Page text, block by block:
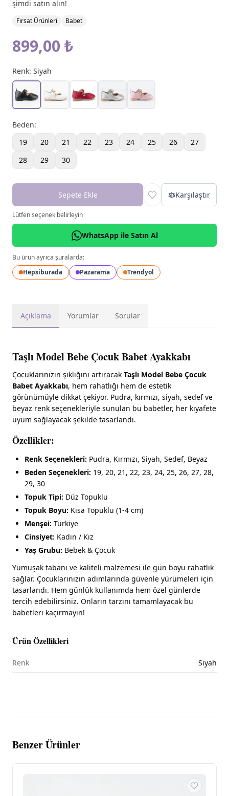
şimdi satın alın!
Fırsat Ürünleri Babet
899,00 ₺
Renk: Siyah
Beden:
19
20 21 22 23 24 25 26
27
28
29 30
Sepete Ekle Karşılaştır
Lütfen seçenek belirleyin
WhatsApp ile Satın Al
Bu ürün ayrıca şuralarda:
Hepsiburada
Pazarama Trendyol
Açıklama Yorumlar Sorular
Taşlı Model Bebe Çocuk Babet Ayakkabı
Çocuklarınızın şıklığını artıracak Taşlı Model Bebe Çocuk
Babet Ayakkabı, hem rahatlığı hem de estetik
görünümüyle dikkat çekiyor. Pudra, kırmızı, siyah, sedef ve
beyaz renk seçenekleriyle sunulan bu babetler, her kıyafete
uyum sağlayacak şekilde tasarlandı.
Özellikler:
Renk Seçenekleri: Pudra, Kırmızı, Siyah, Sedef, Beyaz
Beden Seçenekleri: 19, 20, 21, 22, 23, 24, 25, 26, 27, 28,
29, 30
Topuk Tipi: Düz Topuklu
Topuk Boyu: Kısa Topuklu (1-4 cm)
Menşei: Türkiye
Cinsiyet: Kadın / Kız
Yaş Grubu: Bebek & Çocuk
Yumuşak tabanı ve kaliteli malzemesi ile gün boyu rahatlık
sağlar. Çocuklarınızın adımlarında güvenle yürümeleri için
tasarlandı. Hem günlük kullanımda hem özel günlerde
tercih edebilirsiniz. Onların tarzını tamamlayacak bu
babetleri kaçırmayın!
Ürün Özellikleri
Renk Siyah
Benzer Ürünler